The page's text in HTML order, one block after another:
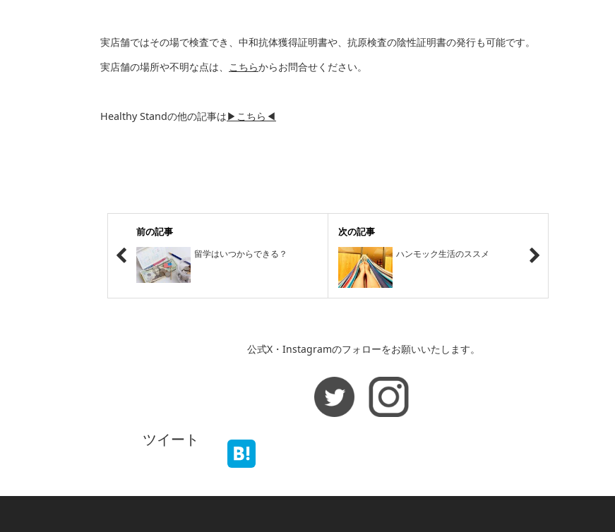
実店舗ではその場で検査でき、中和抗体獲得証明書や、抗原検査の陰性証明書の発行も可能です。
実店舗の場所や不明な点は、
こちらからお問合せください。
Healthy Standの他の記事は▶こちら◀
前の記事
留学はいつからできる？
次の記事
ハンモック生活のススメ
公式X・Instagramのフォローをお願いいたします。
ツイート